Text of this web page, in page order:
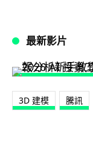
最新影片
3D 建模 騰訊